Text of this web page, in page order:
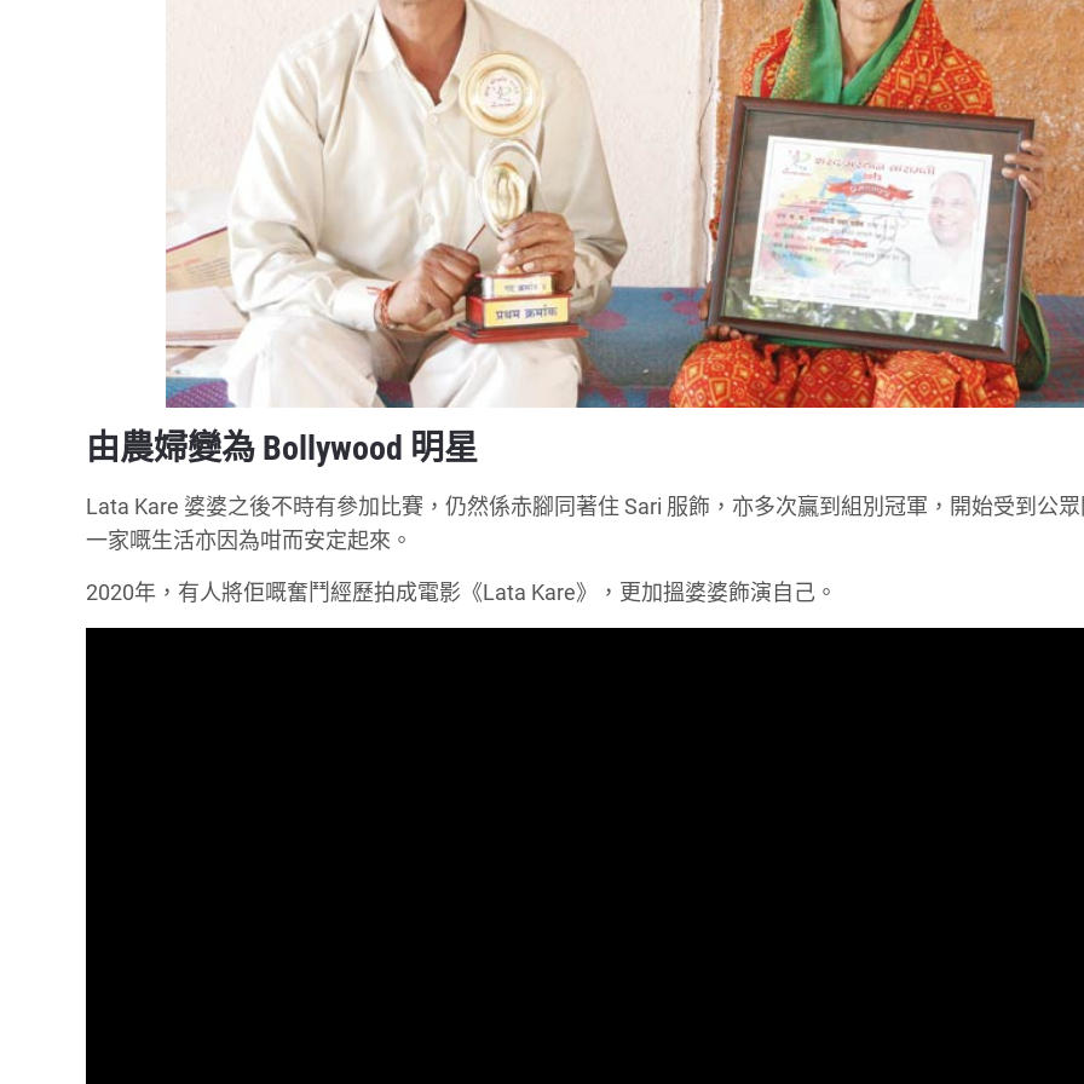
由農婦變為 Bollywood 明星
Lata Kare 婆婆之後不時有參加比賽，仍然係赤腳同著住 Sari 服飾，亦多次贏到組別冠軍，開始受到公
一家嘅生活亦因為咁而安定起來。
2020年，有人將佢嘅奮鬥經歷拍成電影《Lata Kare》，更加搵婆婆飾演自己。